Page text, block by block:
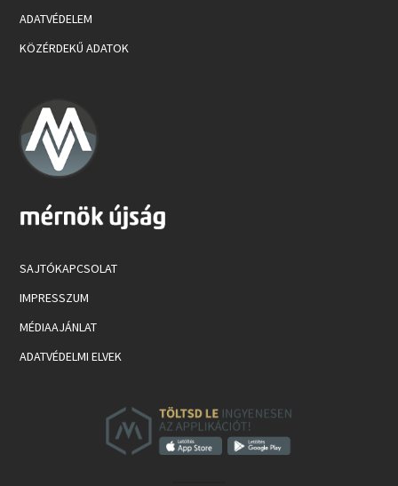
ADATVÉDELEM
KÖZÉRDEKŰ ADATOK
SAJTÓKAPCSOLAT
IMPRESSZUM
MÉDIAAJÁNLAT
ADATVÉDELMI ELVEK